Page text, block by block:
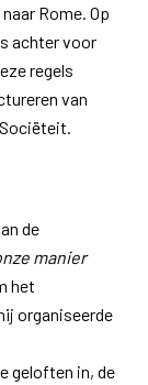
Rome. Op
achter voor
regels
van
de
manier
het
organiseerde
geloften in, de